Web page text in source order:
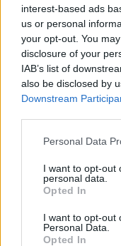
interest-based ads
us or personal
your opt-out. You
disclosure of your
IAB’s list of
also be disclosed by
Downstream
Please note that this
not limited to your
grant or deny
use your data for
consent section.
Personal Data
I want to opt-out
personal data.
Opted In
I want to opt-out
Personal Data.
Opted In